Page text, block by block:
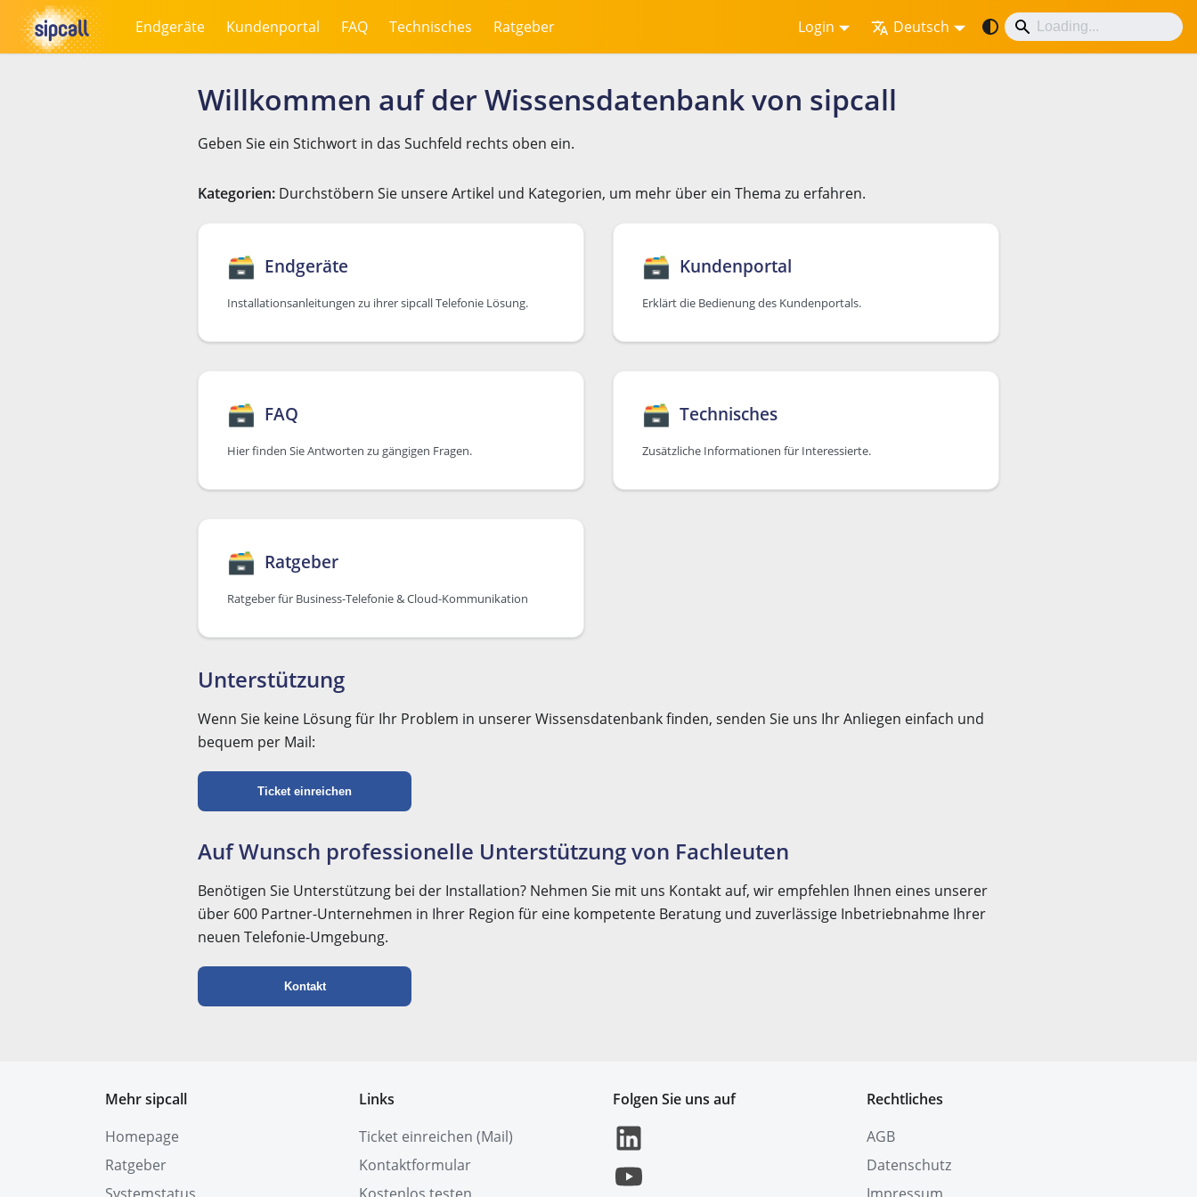
Endgeräte Kundenportal FAQ Technisches Ratgeber Login Deutsch
Willkommen auf der Wissensdatenbank von sipcall
Geben Sie ein Stichwort in das Suchfeld rechts oben ein.
Kategorien: Durchstöbern Sie unsere Artikel und Kategorien, um mehr über ein Thema zu erfahren.
🗃 Endgeräte
Installationsanleitungen zu ihrer sipcall Telefonie Lösung.
🗃 Kundenportal
Erklärt die Bedienung des Kundenportals.
🗃 FAQ
Hier finden Sie Antworten zu gängigen Fragen.
🗃 Technisches
Zusätzliche Informationen für Interessierte.
🗃 Ratgeber
Ratgeber für Business-Telefonie & Cloud-Kommunikation
Unterstützung
Wenn Sie keine Lösung für Ihr Problem in unserer Wissensdatenbank finden, senden Sie uns Ihr Anliegen einfach und
bequem per Mail:
Ticket einreichen
Auf Wunsch professionelle Unterstützung von Fachleuten
Benötigen Sie Unterstützung bei der Installation? Nehmen Sie mit uns Kontakt auf, wir empfehlen Ihnen eines unserer
über 600 Partner-Unternehmen in Ihrer Region für eine kompetente Beratung und zuverlässige Inbetriebnahme Ihrer
neuen Telefonie-Umgebung.
Kontakt
Mehr sipcall
Homepage
Ratgeber
Links
Ticket einreichen (Mail)
Kontaktformular
Folgen Sie uns auf
Rechtliches
AGB
Datenschutz